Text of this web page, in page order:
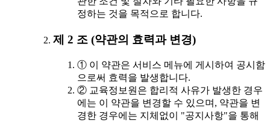
정하는 것을 목적으로 합니다.
제 2 조 (약관의 효력과 변경)
① 이 약관은 서비스 메뉴에 게시하여 공시함
으로써 효력을 발생합니다.
② 교육정보원은 합리적 사유가 발생한 경우
에는 이 약관을 변경할 수 있으며, 약관을 변
경한 경우에는 지체없이 "공지사항"을 통해